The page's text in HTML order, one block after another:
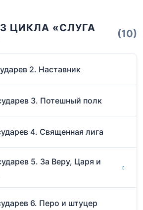
ЦИКЛА «СЛУГА
(10)
2. Наставник
3. Потешный полк
4. Священная лига
5. За Веру, Царя и
6. Перо и штуцер